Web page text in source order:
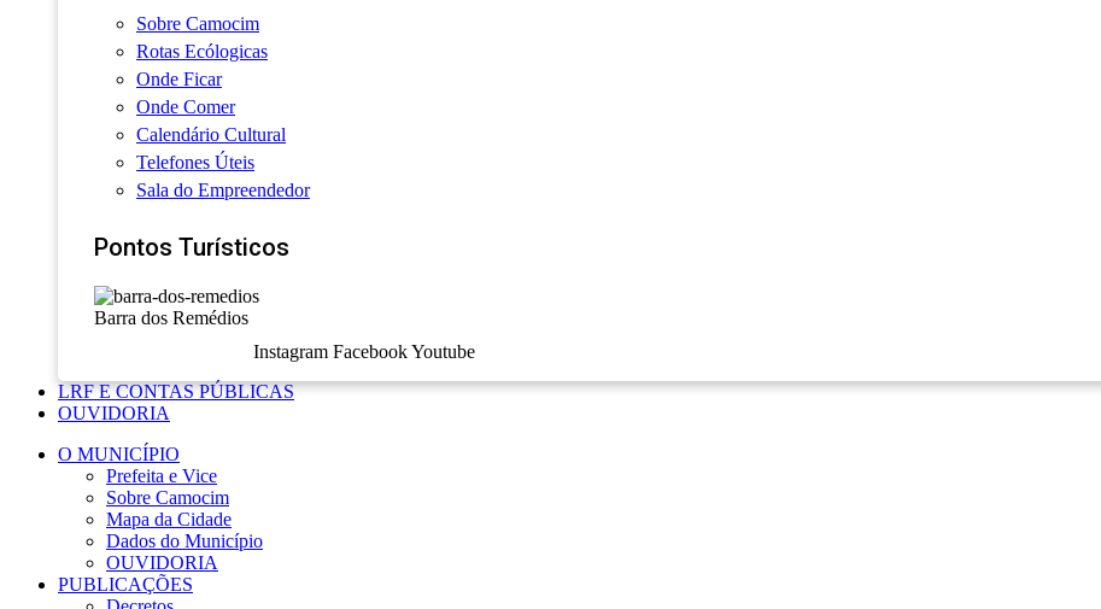
Sobre Camocim
Rotas Ecólogicas
Onde Ficar
Onde Comer
Calendário Cultural
Telefones Úteis
Sala do Empreendedor
Pontos Turísticos
Barra dos Remédios
Instagram FacebookYoutube
LRF E CONTAS PÚBLICAS
OUVIDORIA
O MUNICÍPIO
Prefeita e Vice
Sobre Camocim
Mapa da Cidade
Dados do Município
OUVIDORIA
PUBLICAÇÕES